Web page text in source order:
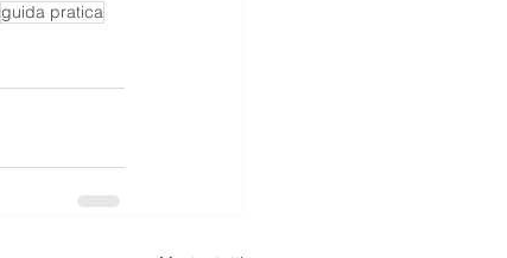
guida pratica